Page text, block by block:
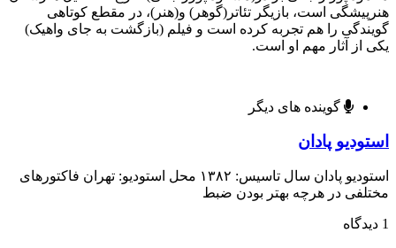
است، بازیگر تئاتر(گوهر) و(هنر)، در مقطع کوتاهی
را هم تجربه کرده است و فیلم (بازگشت به جای واهیک)
آثار مهم او است.
گوینده های دیگر
پادان
استودیو پادان سال تاسیس: ۱۳۸۲ محل استودیو: تهران فاکتورهای
در هرچه بهتر بودن ضبط